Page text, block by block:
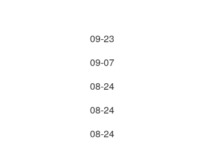
09-23
09-07
08-24
08-24
08-24